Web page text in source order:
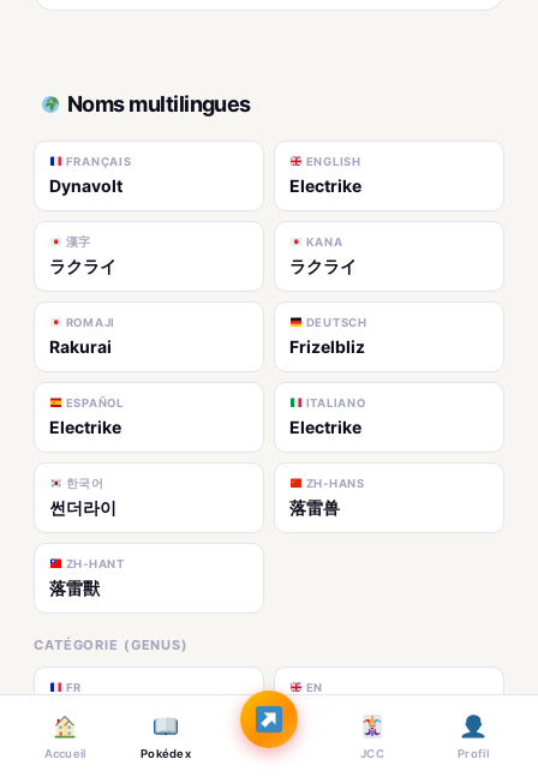
Noms multilingues
FRANÇAIS
Dynavolt
ENGLISH
Electrike
漢字
ラクライ
KANA
ラクライ
ROMAJI
Rakurai
DEUTSCH
Frizelbliz
ESPAÑOL
Electrike
ITALIANO
Electrike
한국어
썬더라이
ZH-HANS
落雷兽
ZH-HANT
落雷獸
CATÉGORIE (GENUS)
FR EN
Lightning Pokémon
Accueil Pokédex JCC Profil